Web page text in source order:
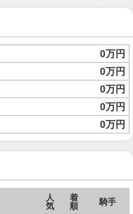
0万円
0万円
0万円
0万円
0万円
人
気
着
順
騎手